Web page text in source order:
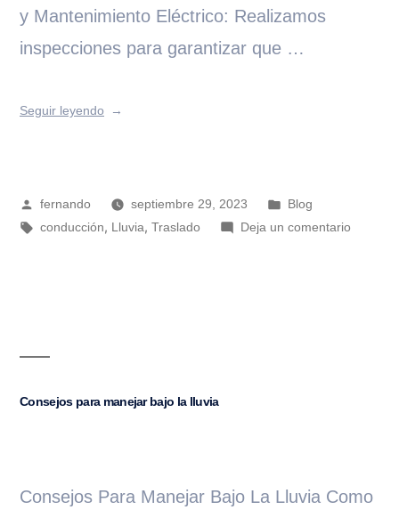
y Mantenimiento Eléctrico: Realizamos
inspecciones para garantizar que …
Seguir leyendo
fernando septiembre 29, 2023
Blog
conducción, Lluvia,Traslado Deja un comentario
Consejos para manejar bajo la lluvia
Consejos Para Manejar Bajo La Lluvia Como